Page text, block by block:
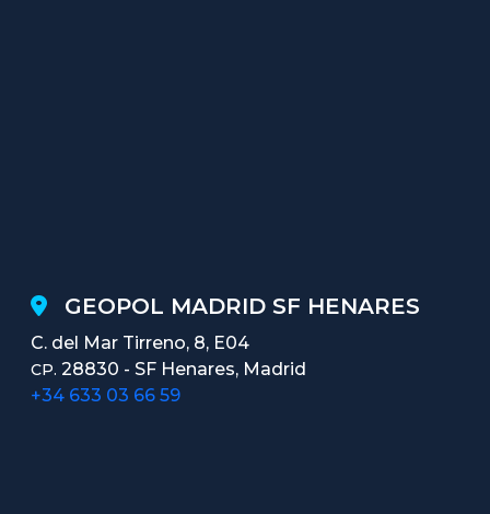
GEOPOL MADRID SF HENARES
C. del Mar Tirreno, 8, E04
CP. 28830 - SF Henares, Madrid
+34 633 03 66 59